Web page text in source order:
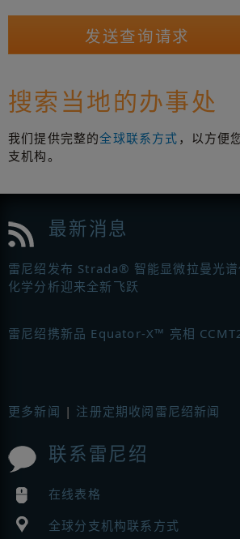
搜索当地的办事处
我们提供完整的全球联系方式 ，以方便
支机构。
最新消息
雷尼绍发布 Strada® 智能显微拉曼光
化学分析迎来全新飞跃
雷尼绍携新品 Equator-X™ 亮相
更多新闻 | 注册定期收阅雷尼绍新闻
联系雷尼绍
在线表格
全球分支机构联系方式